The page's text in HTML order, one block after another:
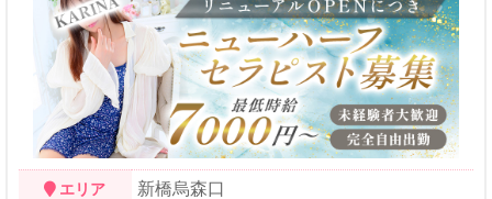
エリア 新橋烏森口